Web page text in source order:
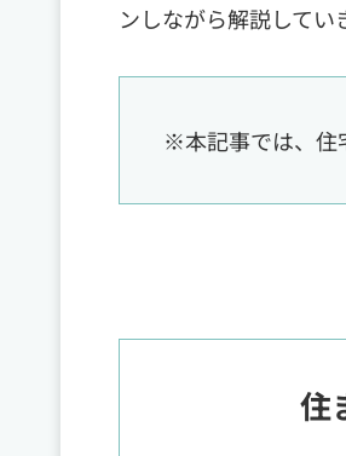
ンしながら解説してい
※本記事では、住
住